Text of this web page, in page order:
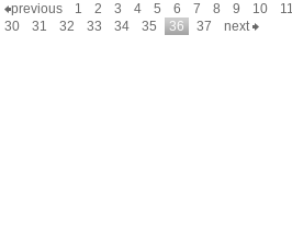
previous 1 2 3 4 5 6 7 8 9 10 11
30
31 32 33 34 35 36 37 next